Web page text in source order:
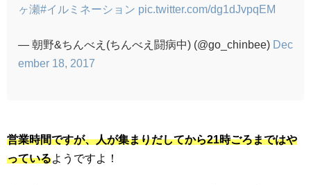
ヶ瀬#イルミネーション pic.twitter.com/dg1dJvpqEM
— 朝野&ちんべえ(ちんべえ闘病中) (@go_chinbee) Dec
ember 18, 2017
営業時間ですが、人が集まりだしてから21時ごろまではや
っている ようですよ！